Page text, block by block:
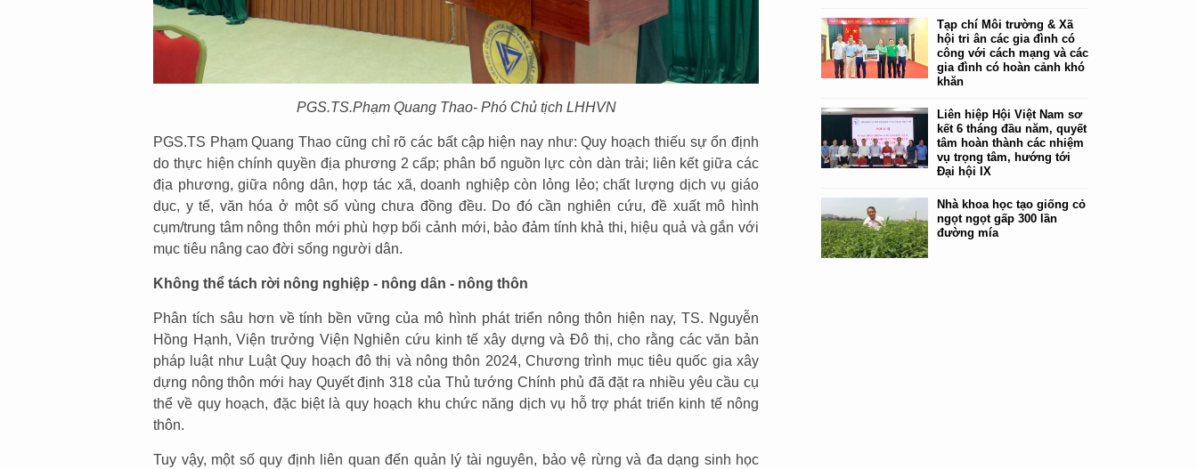
PGS.TS.Phạm Quang Thao- Phó Chủ tịch LHHVN
PGS.TS Phạm Quang Thao cũng chỉ rõ các bất cập hiện nay như: Quy hoạch thiếu sự ổn định
do thực hiện chính quyền địa phương 2 cấp; phân bổ nguồn lực còn dàn trải; liên kết giữa các
địa phương, giữa nông dân, hợp tác xã, doanh nghiệp còn lỏng lẻo; chất lượng dịch vụ giáo
dục, y tế, văn hóa ở một số vùng chưa đồng đều. Do đó cần nghiên cứu, đề xuất mô hình
cụm/trung tâm nông thôn mới phù hợp bối cảnh mới, bảo đảm tính khả thi, hiệu quả và gắn với
mục tiêu nâng cao đời sống người dân.
Không thể tách rời nông nghiệp - nông dân - nông thôn
Phân tích sâu hơn về tính bền vững của mô hình phát triển nông thôn hiện nay, TS. Nguyễn
Hồng Hạnh, Viện trưởng Viện Nghiên cứu kinh tế xây dựng và Đô thị, cho rằng các văn bản
pháp luật như Luật Quy hoạch đô thị và nông thôn 2024, Chương trình mục tiêu quốc gia xây
dựng nông thôn mới hay Quyết định 318 của Thủ tướng Chính phủ đã đặt ra nhiều yêu cầu cụ
thể về quy hoạch, đặc biệt là quy hoạch khu chức năng dịch vụ hỗ trợ phát triển kinh tế nông
thôn.
Tuy vậy, một số quy định liên quan đến quản lý tài nguyên, bảo vệ rừng và đa dạng sinh học
Tạp chí Môi trường & Xã
hội tri ân các gia đình có
công với cách mạng và các
gia đình có hoàn cảnh khó
khăn
Liên hiệp Hội Việt Nam sơ
kết 6 tháng đầu năm, quyết
tâm hoàn thành các nhiệm
vụ trọng tâm, hướng tới
Đại hội IX
Nhà khoa học tạo giống cỏ
ngọt ngọt gấp 300 lần
đường mía